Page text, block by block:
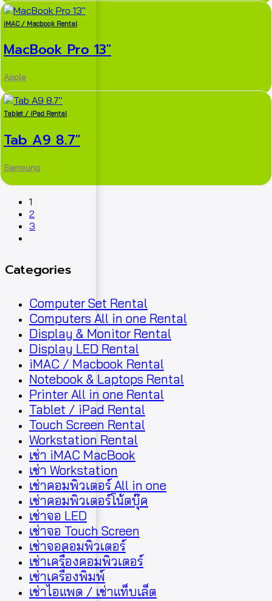
iMAC / Macbook Rental
MacBook Pro 13″
Apple
Tablet / iPad Rental
Tab A9 8.7″
Samsung
1
2
3
Categories
Computer Set Rental
Computers All in one Rental
Display & Monitor Rental
Display LED Rental
iMAC / Macbook Rental
Notebook & Laptops Rental
Printer All in one Rental
Tablet / iPad Rental
Touch Screen Rental
Workstation Rental
เช่า iMAC MacBook
เช่า Workstation
เช่าคอมพิวเตอร์ All in one
เช่าคอมพิวเตอร์โน้ตบุ๊ค
เช่าจอ LED
เช่าจอ Touch Screen
เช่าจอคอมพิวเตอร์
เช่าเครื่องคอมพิวเตอร์
เช่าเครื่องพิมพ์
เช่าไอแพด / เช่าแท็บเล็ต